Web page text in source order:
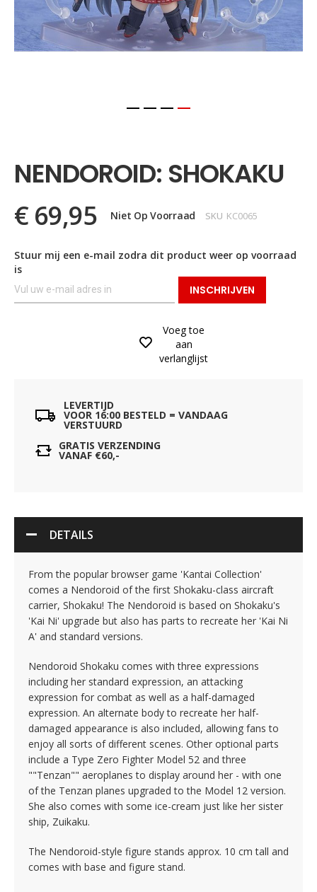
begin
van
afbeeldingen-
gallerij
NENDOROID: SHOKAKU
€ 69,95 Niet Op Voorraad SKU KC0065
Stuur mij een e-mail zodra dit product weer op voorraad
is
INSCHRIJVEN
Voeg toe
aan
verlanglijst
LEVERTIJD
VOOR 16:00 BESTELD = VANDAAG
VERSTUURD
GRATIS VERZENDING
VANAF €60,-
DETAILS
From the popular browser game 'Kantai Collection'
comes a Nendoroid of the first Shokaku-class aircraft
carrier, Shokaku! The Nendoroid is based on Shokaku's
'Kai Ni' upgrade but also has parts to recreate her 'Kai Ni
A' and standard versions.
Nendoroid Shokaku comes with three expressions
including her standard expression, an attacking
expression for combat as well as a half-damaged
expression. An alternate body to recreate her half-
damaged appearance is also included, allowing fans to
enjoy all sorts of different scenes. Other optional parts
include a Type Zero Fighter Model 52 and three
""Tenzan"" aeroplanes to display around her - with one
of the Tenzan planes upgraded to the Model 12 version.
She also comes with some ice-cream just like her sister
ship, Zuikaku.
The Nendoroid-style figure stands approx. 10 cm tall and
comes with base and figure stand.